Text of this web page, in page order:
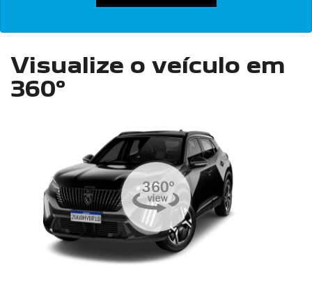
Visualize o veículo em
360°